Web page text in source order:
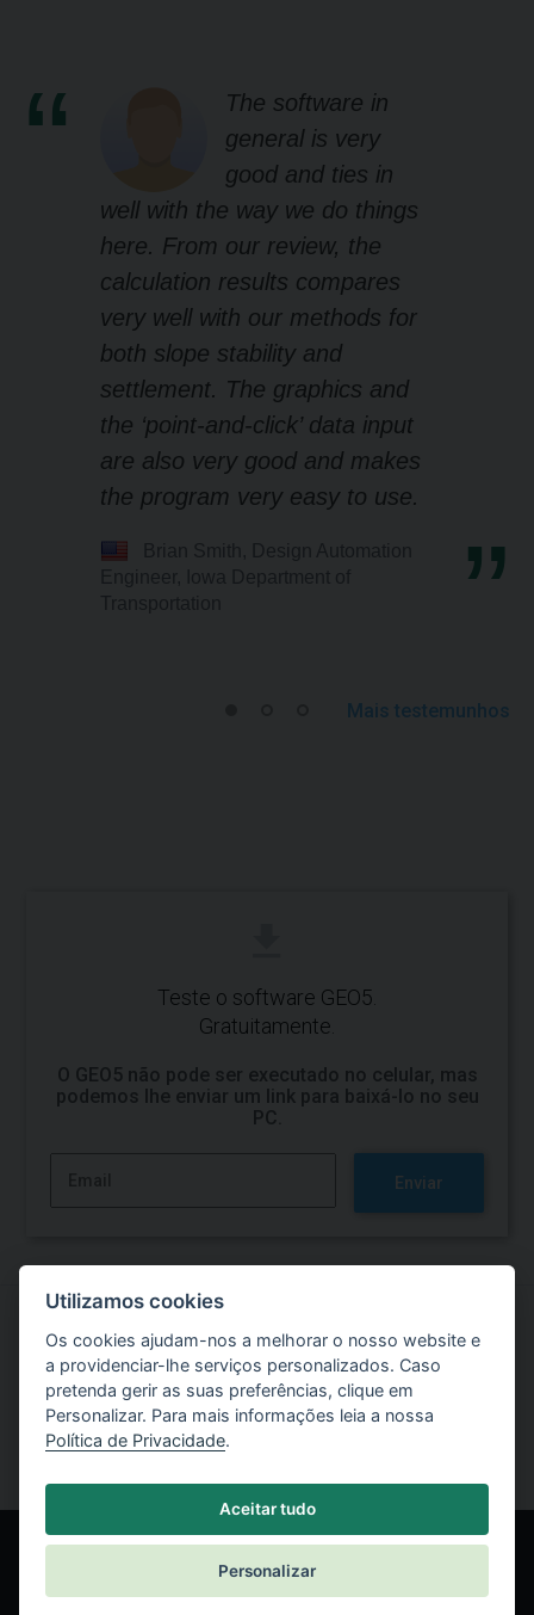
The software in
general is very
good and ties in
well with the way we do things
here. From our review, the
calculation results compares
very well with our methods for
both slope stability and
settlement. The graphics and
the ‘point-and-click’ data input
are also very good and makes
the program very easy to use.
Mais testemunhos
Teste o software GEO5.
Gratuitamente.
O GEO5 não pode ser executado no celular, mas
podemos lhe enviar um link para baixá-lo no seu
PC.
Enviar
Experimente o software GEO5
Versão de Teste Gratuita
Utilizamos cookies
Os cookies ajudam-nos a melhorar o nosso website e
a providenciar-lhe serviços personalizados. Caso
pretenda gerir as suas preferências, clique em
Personalizar. Para mais informações leia a nossa
Política de Privacidade.
Aceitar tudo
Personalizar